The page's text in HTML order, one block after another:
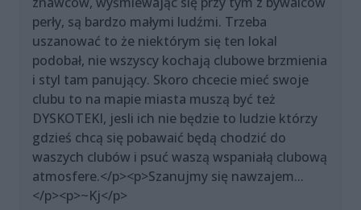
perły, są bardzo małymi ludźmi. Trzeba
uszanować to że niektórym się ten lokal
podobał, nie wszyscy kochają clubowe brzmienia
i styl tam panujący. Skoro chcecie mieć swoje
clubu to na mapie miasta muszą być też
DYSKOTEKI, jesli ich nie będzie to ludzie którzy
gdzieś chcą się pobawaić będą chodzić do
waszych clubów i psuć waszą wspaniałą clubową
atmosfere.</p><p>Szanujmy się nawzajem...
</p><p>~Kj</p>